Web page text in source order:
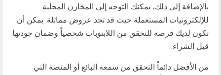
بالإضافة إلى ذلك، يمكنك التوجه إلى المخازن المحلية
للإلكترونيات المستعملة حيث قد تجد عروض مماثلة. يمكن أن
تكون لديك فرصة للتحقق من اللابتوبات شخصياً وضمان جودتها
قبل الشراء.
من الأفضل دائماً التحقق من سمعة البائع أو المنصة التي